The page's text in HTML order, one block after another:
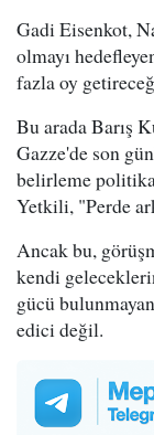
Gadi Eisenkot,
olmayı
fazla oy
Bu arada Barış
Gazze'de son
belirleme
Yetkili, "Perde
Ancak bu,
kendi
gücü
edici değil.